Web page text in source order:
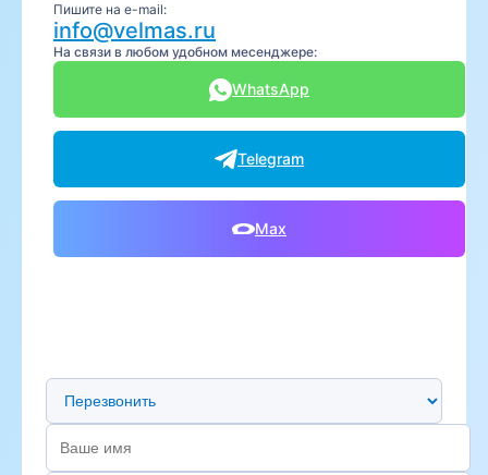
Пишите на e-mail:
info@velmas.ru
На связи в любом удобном месенджере:
WhatsApp
Telegram
Max
Предпочтительный способ связи